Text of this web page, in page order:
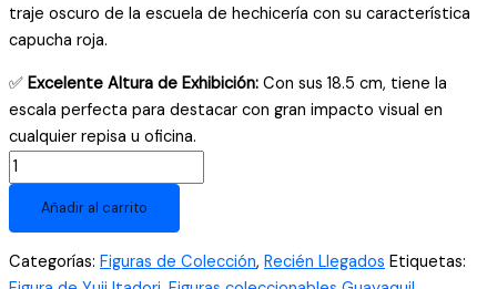
traje oscuro de la escuela de hechicería con su característica
capucha roja.
✅ Excelente Altura de Exhibición: Con sus 18.5 cm, tiene la
escala perfecta para destacar con gran impacto visual en
cualquier repisa u oficina.
Figura
de
Jujutsu
Añadir al carrito
Categorías: Figuras de Colección, Recién Llegados Etiquetas: